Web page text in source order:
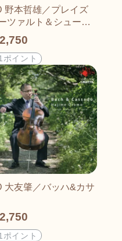
ツァルト＆シューベ
ポイント
ポイント